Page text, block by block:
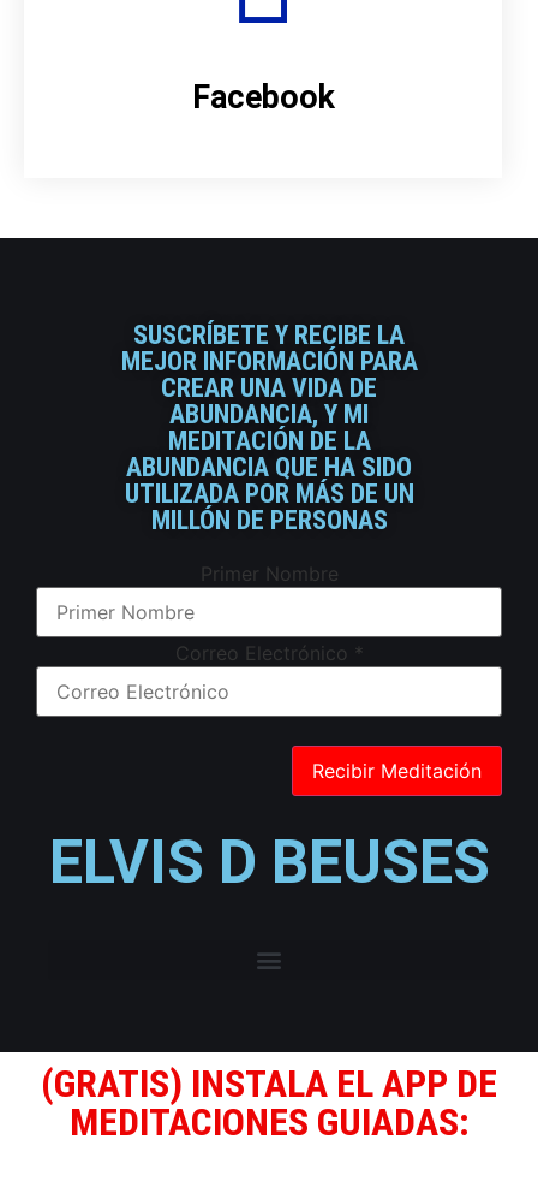
Facebook
SUSCRÍBETE Y RECIBE LA
MEJOR INFORMACIÓN PARA
CREAR UNA VIDA DE
ABUNDANCIA, Y MI
MEDITACIÓN DE LA
ABUNDANCIA QUE HA SIDO
UTILIZADA POR MÁS DE UN
MILLÓN DE PERSONAS
Primer Nombre
Correo Electrónico *
ELVIS D BEUSES
(GRATIS) INSTALA EL APP DE
MEDITACIONES GUIADAS: